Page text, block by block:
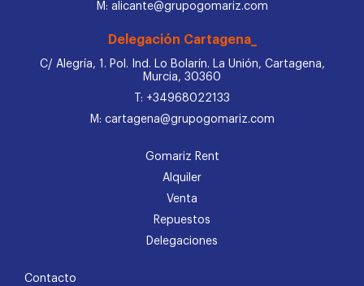
M: alicante@grupogomariz.com
Delegación Cartagena_
C/ Alegría, 1. Pol. Ind. Lo Bolarín. La Unión, Cartagena,
Murcia, 30360
T: +34968022133
M: cartagena@grupogomariz.com
Gomariz Rent
Alquiler
Venta
Repuestos
Delegaciones
Contacto